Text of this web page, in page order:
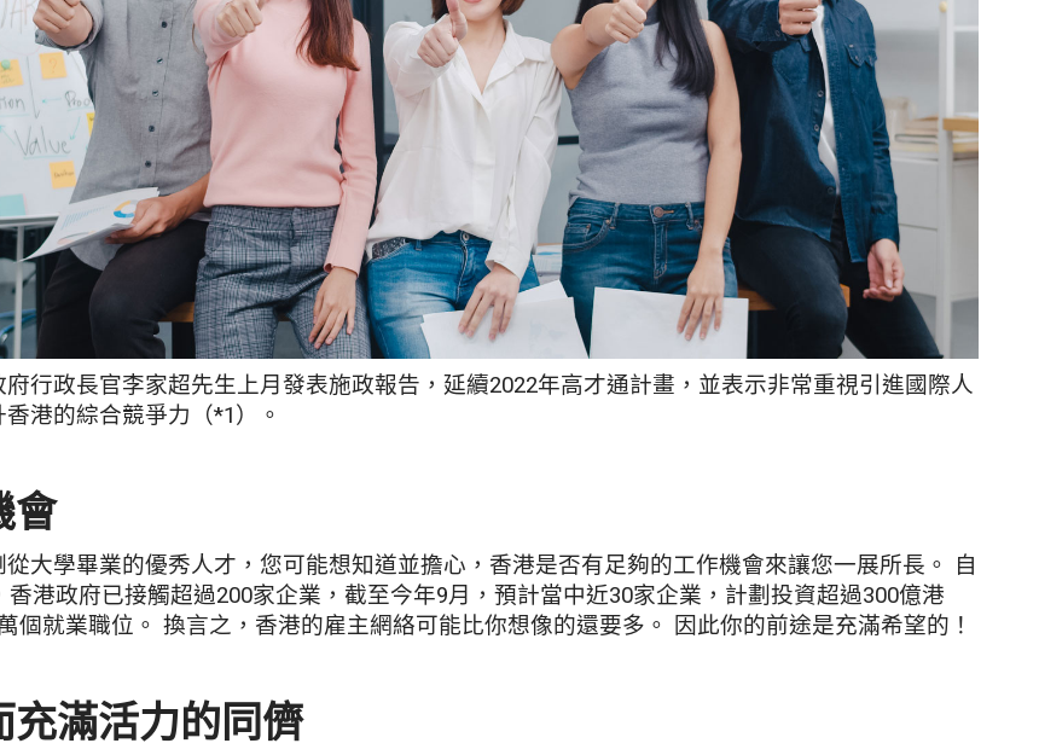
府行政長官李家超先生上月發表施政報告，延續2022年高才通計畫，並表示非常重視引進國際人
港的綜合競爭力（*1）。
會
大學畢業的優秀人才，您可能想知道並擔心，香港是否有足夠的工作機會來讓您一展所長。 自
香港政府已接觸超過200家企業，截至今年9月，預計當中近30家企業，計劃投資超過300億港
個就業職位。 換言之，香港的雇主網絡可能比你想像的還要多。 因此你的前途是充滿希望的！
充滿活力的同儕